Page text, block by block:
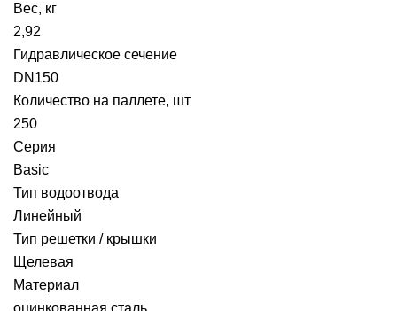
Вес, кг
2,92
Гидравлическое сечение
DN150
Количество на паллете, шт
250
Серия
Basic
Тип водоотвода
Линейный
Тип решетки / крышки
Щелевая
Материал
оцинкованная сталь